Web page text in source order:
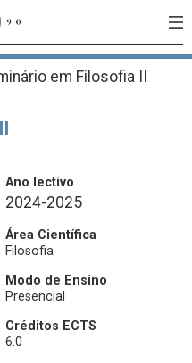
em Filosofia II
Ano lectivo
2024-2025
Área Científica
Filosofia
Modo de Ensino
Presencial
Créditos ECTS
6.0